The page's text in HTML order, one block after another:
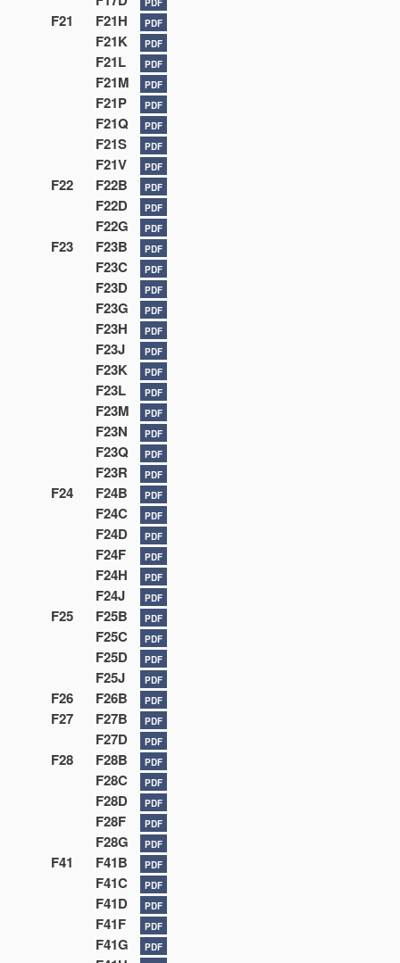
PDF
F21 F21H PDF
F21K PDF
F21L PDF
F21M PDF
F21P PDF
F21Q PDF
F21S PDF
F21V PDF
F22 F22B PDF
F22D PDF
F22G PDF
F23 F23B PDF
F23C PDF
F23D PDF
F23G PDF
F23H PDF
F23J PDF
F23K PDF
F23L PDF
F23M PDF
F23N PDF
F23Q PDF
F23R PDF
F24 F24B PDF
F24C PDF
F24D PDF
F24F PDF
F24H PDF
F24J PDF
F25 F25B PDF
F25C PDF
F25D PDF
F25J PDF
F26 F26B PDF
F27 F27B PDF
F27D PDF
F28 F28B PDF
F28C PDF
F28D PDF
F28F PDF
F28G PDF
F41 F41B PDF
F41C PDF
F41D PDF
F41F PDF
F41G PDF